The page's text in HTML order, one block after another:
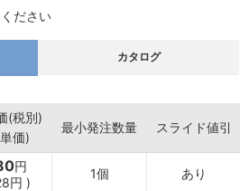
ださい
カタログ
(税別)
価)
最小発注数量 スライド値引
円
円 )
1個 あり